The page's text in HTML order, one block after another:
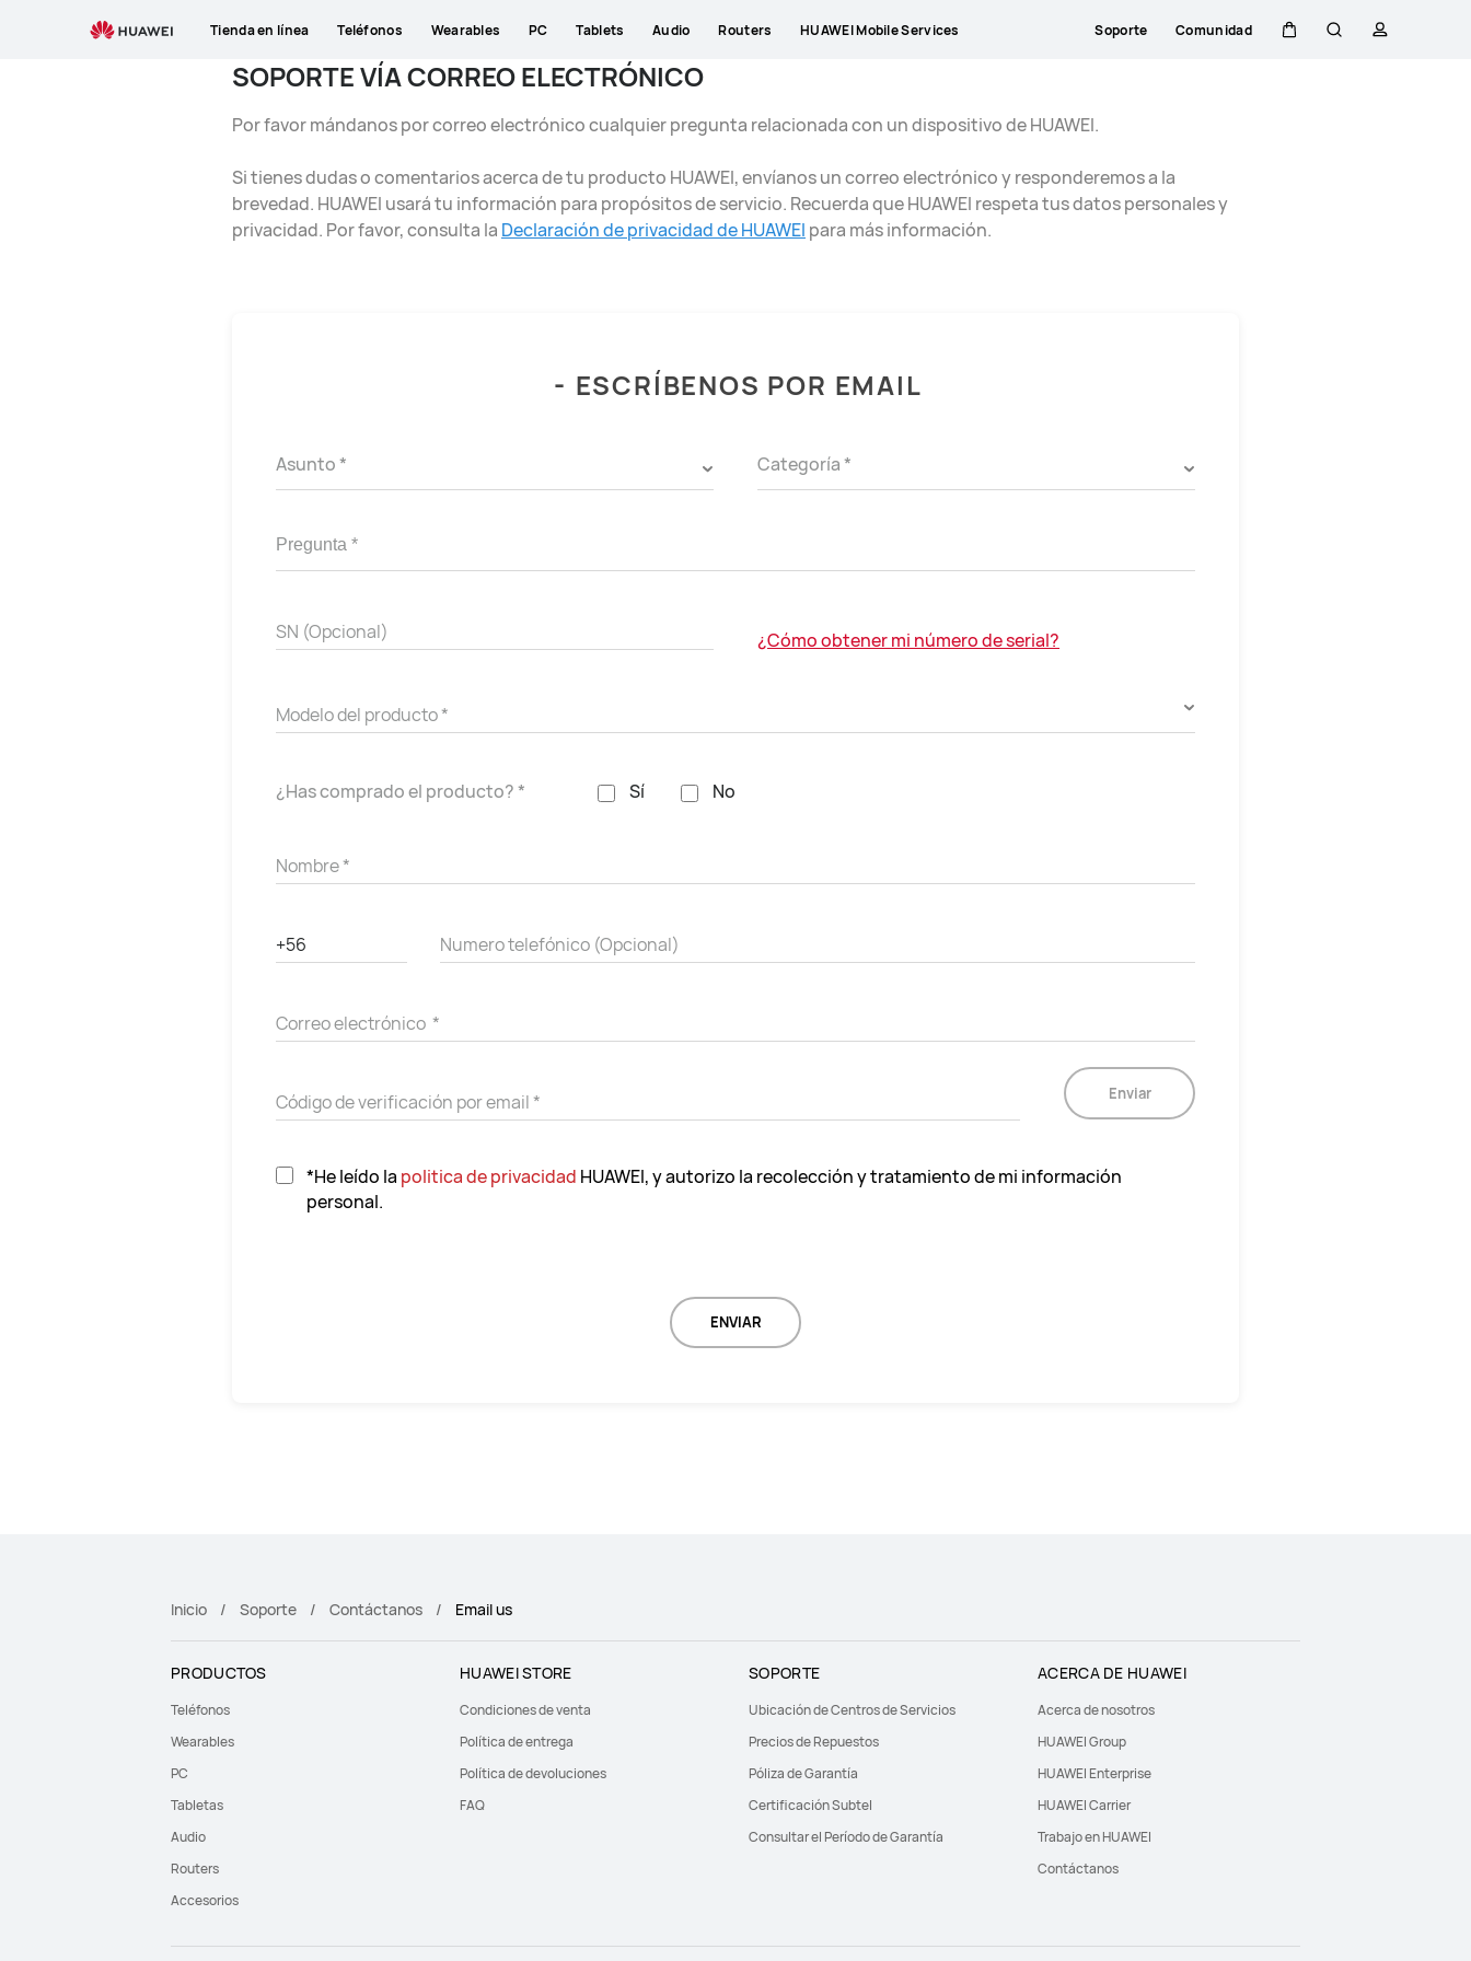
Tienda en línea Teléfonos Wearables PC Tablets Audio Routers HUAWEI Mobile Services Soporte Comunidad
SOPORTE VÍA CORREO ELECTRÓNICO
Por favor mándanos por correo electrónico cualquier pregunta relacionada con un dispositivo de HUAWEI.
Si tienes dudas o comentarios acerca de tu producto HUAWEI, envíanos un correo electrónico y responderemos a la
brevedad. HUAWEI usará tu información para propósitos de servicio. Recuerda que HUAWEI respeta tus datos personales y
privacidad. Por favor, consulta la Declaración de privacidad de HUAWEI para más información.
- ESCRÍBENOS POR EMAIL
Asunto * Categoría *
¿Cómo obtener mi número de serial?
¿Has comprado el producto? * Sí No
Enviar
*He leído la politica de privacidad HUAWEI, y autorizo la recolección y tratamiento de mi información
personal.
ENVIAR
Inicio Soporte Contáctanos Email us
PRODUCTOS
Teléfonos
Wearables
PC
Tabletas
Audio
Routers
Accesorios
HUAWEI STORE
Condiciones de venta
Política de entrega
Política de devoluciones
FAQ
SOPORTE
Ubicación de Centros de Servicios
Precios de Repuestos
Póliza de Garantía
Certificación Subtel
Consultar el Período de Garantía
ACERCA DE HUAWEI
Acerca de nosotros
HUAWEI Group
HUAWEI Enterprise
HUAWEI Carrier
Trabajo en HUAWEI
Contáctanos